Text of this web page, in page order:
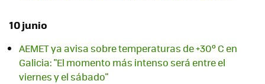
10 junio
AEMET ya avisa sobre temperaturas de +30º C en
Galicia: "El momento más intenso será entre el
viernes y el sábado"